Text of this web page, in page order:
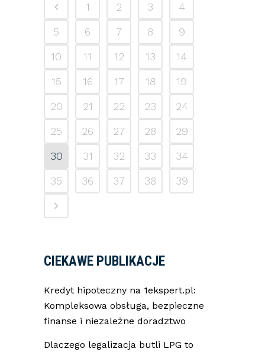
1 2 3
4
5
6 7 8
9
10
11 12 13
14
15
16 17 18
19
20
21 22 23
24
25
26 27 28
29
30
31 32 33
34
35
36 37 38 39
CIEKAWE PUBLIKACJE
Kredyt hipoteczny na 1ekspert.pl:
Kompleksowa obsługa, bezpieczne
finanse i niezależne doradztwo
Dlaczego legalizacja butli LPG to